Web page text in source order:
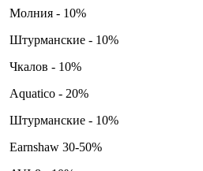
Молния - 10%
Штурманские - 10%
Чкалов - 10%
Aquatico - 20%
Штурманские - 10%
Earnshaw 30-50%